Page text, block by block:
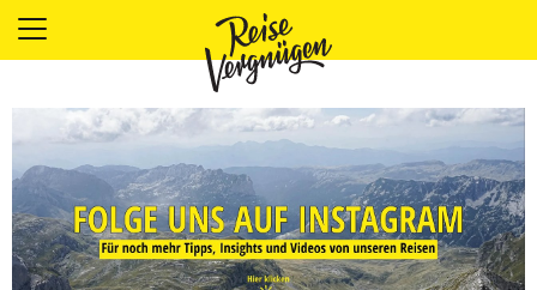
LÄNDER
UNTERKÜNFTE
FOOD
PLANUNG
OUTDOOR